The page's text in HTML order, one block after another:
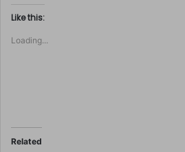
k
t
o
h
b
o
Like this:
Loading...
Related